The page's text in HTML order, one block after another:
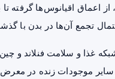
اعماق اقیانوس‌ها گرفته
تجمع آن‌ها در بدن با
غذا و سلامت فنلاند و
موجودات زنده در معرض